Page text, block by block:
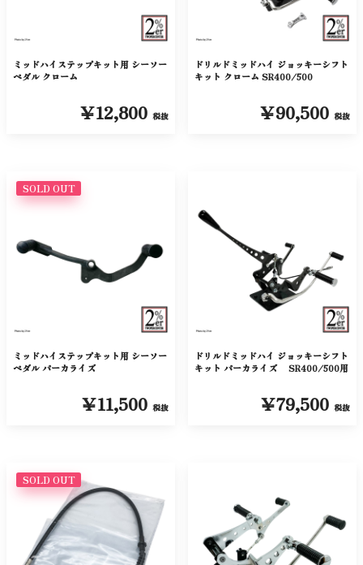
ミッドハイステップキット用 シーソー
ペダル クローム
￥12,800 税抜
ドリルドミッドハイ ジョッキーシフト
キット クローム SR400/500
￥90,500 税抜
SOLD OUT
ミッドハイステップキット用 シーソー
ペダル パーカライズ
￥11,500 税抜
ドリルドミッドハイ ジョッキーシフト
キット パーカライズ SR400/500用
￥79,500 税抜
SOLD OUT